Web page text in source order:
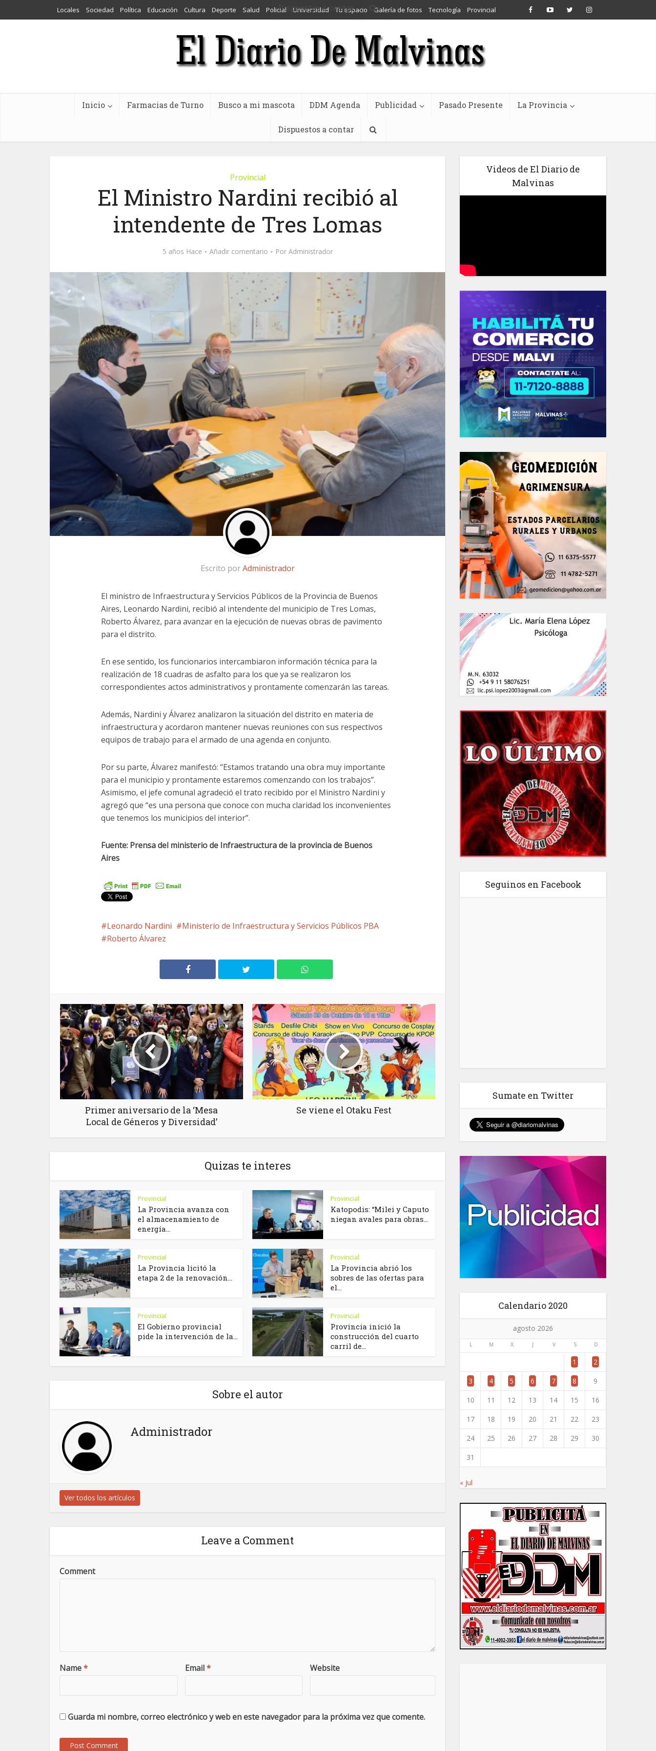
Dispuestos a contar
Locales Sociedad Política Educación Cultura Deporte Salud Policial Universidad Tu espacio Galería de fotos Tecnología Provincial
Inicio Farmacias de Turno Busco a mi mascota DDM Agenda Publicidad Pasado Presente La Provincia
Dispuestos a contar
Provincial
El Ministro Nardini recibió al
intendente de Tres Lomas
5 años Hace Añadir comentario Por Administrador
Escrito porAdministrador
El ministro de Infraestructura y Servicios Públicos de la Provincia de Buenos
Aires, Leonardo Nardini, recibió al intendente del municipio de Tres Lomas,
Roberto Álvarez, para avanzar en la ejecución de nuevas obras de pavimento
para el distrito.
En ese sentido, los funcionarios intercambiaron información técnica para la
realización de 18 cuadras de asfalto para los que ya se realizaron los
correspondientes actos administrativos y prontamente comenzarán las tareas.
Además, Nardini y Álvarez analizaron la situación del distrito en materia de
infraestructura y acordaron mantener nuevas reuniones con sus respectivos
equipos de trabajo para el armado de una agenda en conjunto.
Por su parte, Álvarez manifestó: “Estamos tratando una obra muy importante
para el municipio y prontamente estaremos comenzando con los trabajos”.
Asimismo, el jefe comunal agradeció el trato recibido por el Ministro Nardini y
agregó que “es una persona que conoce con mucha claridad los inconvenientes
que tenemos los municipios del interior”.
Fuente: Prensa del ministerio de Infraestructura de la provincia de Buenos
Aires
Leonardo Nardini
Ministerio de Infraestructura y Servicios Públicos PBA
Roberto Álvarez
Primer aniversario de la ‘Mesa
Local de Géneros y Diversidad’
Se viene el Otaku Fest
Quizas te interes
Provincial
La Provincia avanza con
el almacenamiento de
energía...
Provincial
Katopodis: “Milei y Caputo
niegan avales para obras...
Provincial
La Provincia licitó la
etapa 2 de la renovación...
Provincial
La Provincia abrió los
sobres de las ofertas para
el...
Provincial
El Gobierno provincial
pide la intervención de la...
Provincial
Provincia inició la
construcción del cuarto
carril de...
Sobre el autor
Administrador
Ver todos los artículos
Leave a Comment
Comment
Name* Email* Website
Guarda mi nombre, correo electrónico y web en este navegador para la próxima vez que comente.
Videos de El Diario de
Malvinas
Seguinos en Facebook
Sumate en Twitter
Calendario 2020
agosto 2026
L M X J V S D
1 2
3 4 5 6 7 8 9
10 11 12 13 14 15 16
17 18 19 20 21 22 23
24 25 26 27 28 29 30
31
« Jul